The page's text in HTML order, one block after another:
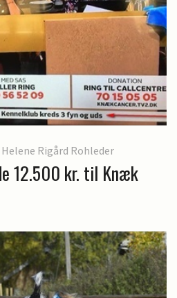
Rigård Rohleder
12.500 kr. til Knæk